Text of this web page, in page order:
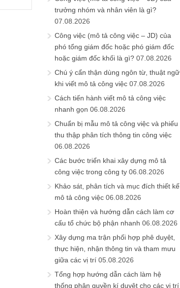
trưởng nhóm và nhân viên là gì?
07.08.2026
Công việc (mô tả công việc – JD) của
phó tổng giám đốc hoặc phó giám đốc
hoặc giám đốc khối là gì? 07.08.2026
Chú ý cẩn thận dùng ngôn từ, thuật ngữ
khi viết mô tả công việc 07.08.2026
Cách tiến hành viết mô tả công việc
nhanh gọn 06.08.2026
Chuẩn bị mẫu mô tả công việc và phiếu
thu thập phân tích thông tin công việc
06.08.2026
Các bước triển khai xây dựng mô tả
công việc trong công ty 06.08.2026
Khảo sát, phân tích và mục đích thiết kế
mô tả công việc 06.08.2026
Hoàn thiện và hướng dẫn cách làm cơ
cấu tổ chức bộ phận nhanh 06.08.2026
Xây dựng ma trận phối hợp phê duyệt,
thực hiện, nhận thông tin và tham mưu
giữa các vị trí 05.08.2026
Tổng hợp hướng dẫn cách làm hệ
thống phân quyền kí duyệt cho các vị trí